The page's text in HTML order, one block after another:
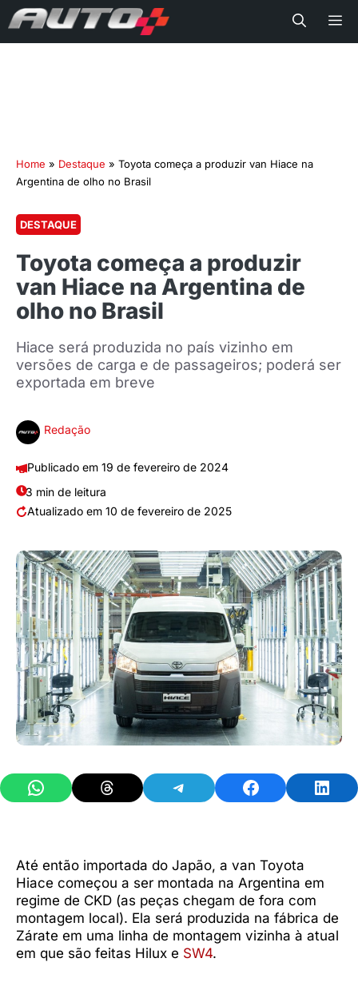
Home » Destaque » Toyota começa a produzir van Hiace na
Argentina de olho no Brasil
DESTAQUE
Toyota começa a produzir
van Hiace na Argentina de
olho no Brasil
Hiace será produzida no país vizinho em
versões de carga e de passageiros; poderá ser
exportada em breve
Redação
19 de fevereiro de 2024
3 min de leitura
10 de fevereiro de 2025
Share on WhatsAppShare on ThreadsShare on TelegramShare on Facebook
Até então importada do Japão, a van Toyota
Hiace começou a ser montada na Argentina em
regime de CKD (as peças chegam de fora com
montagem local). Ela será produzida na fábrica de
Zárate em uma linha de montagem vizinha à atual
em que são feitas Hilux e SW4.